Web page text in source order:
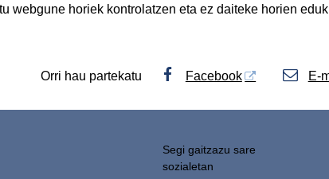
webgune horiek kontrolatzen eta ez daiteke horien
Orri hau partekatu Facebook E-
Segi gaitzazu sare
sozialetan